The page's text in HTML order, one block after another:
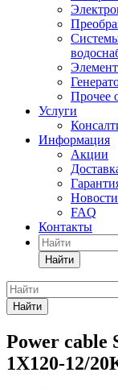
Прочее
Услуги
Информация
Акции
Новости
FAQ
Контакты
Найти
Найти
Power cable
1X120-12/